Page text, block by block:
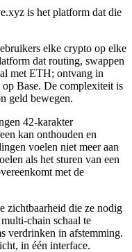
is het platform dat die
elke crypto op elke
dat routing, swappen
met ETH; ontvang in
Base. De complexiteit is
geld bewegen.
42-karakter
kan onthouden en
voelen niet meer aan
als het sturen van een
met de
zichtbaarheid die ze nodig
chain schaal te
verdrinken in afstemming.
in één interface.